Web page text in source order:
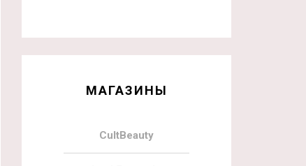
МАГАЗИНЫ
CultBeauty